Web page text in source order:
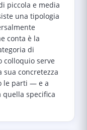
piccola e media
una tipologia
conta è la
di
serve
concretezza
le parti — e a
specifica